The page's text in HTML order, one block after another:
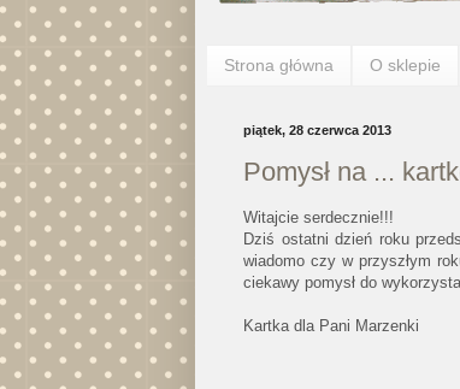
Strona główna O sklepie
piątek, 28 czerwca 2013
Pomysł na ...
Witajcie serdecznie!!!
Dziś ostatni dzień roku
wiadomo czy w przyszłym
ciekawy pomysł do
Kartka dla Pani Marzenki